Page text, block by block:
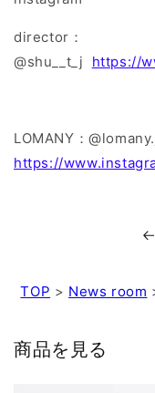
director：
@shu__t_j https://
LOMANY：
https://
TOP > News room
商品を見る